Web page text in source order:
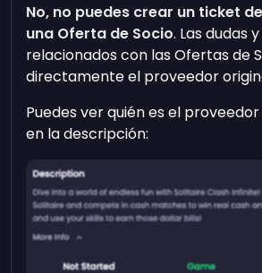
No, no puedes crear un ticket
una Oferta de Socio. Las dudas
relacionados con las Ofertas de
directamente el proveedor
Puedes ver quién es el
en la descripción: